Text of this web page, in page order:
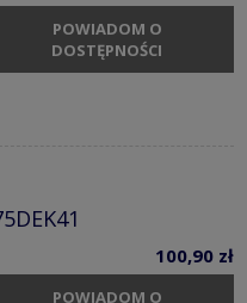
POWIADOM O
DOSTĘPNOŚCI
100,90 zł
POWIADOM O